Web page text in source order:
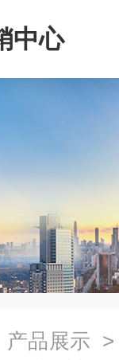
中心
产品展示